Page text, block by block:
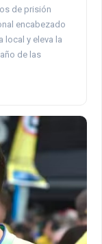
de prisión
encabezado
local y eleva la
de las